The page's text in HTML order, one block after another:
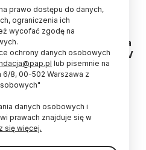
wymuszają
Ona jest
- ocenił we
nauki i szkolnictwa
który był gościem XXIV
uczestniczył w
wyższego w
drugiego (ostatniego) dnia
prawo dostępu do danych,
ograniczenia ich
wycofać zgodę na
ochrony danych osobowych
lub pisemnie na
6/8, 00-502 Warszawa z
danych osobowych i
prawach znajduje się w
się więcej.